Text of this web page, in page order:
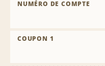
NUMÉRO DE COMPTE
COUPON 1